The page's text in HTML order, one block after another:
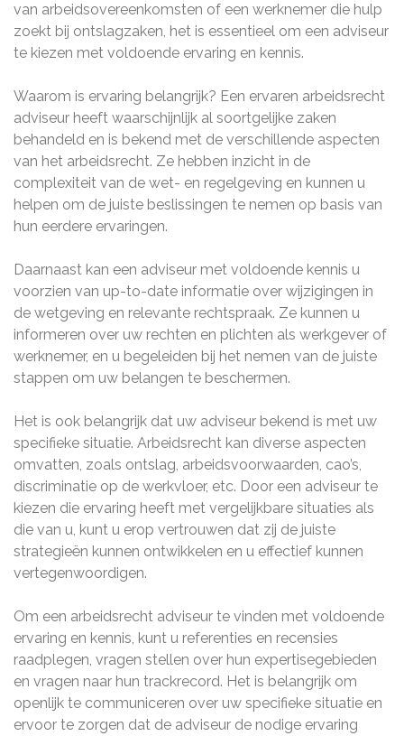
van arbeidsovereenkomsten of een werknemer die hulp
zoekt bij ontslagzaken, het is essentieel om een adviseur
te kiezen met voldoende ervaring en kennis.
Waarom is ervaring belangrijk? Een ervaren arbeidsrecht
adviseur heeft waarschijnlijk al soortgelijke zaken
behandeld en is bekend met de verschillende aspecten
van het arbeidsrecht. Ze hebben inzicht in de
complexiteit van de wet- en regelgeving en kunnen u
helpen om de juiste beslissingen te nemen op basis van
hun eerdere ervaringen.
Daarnaast kan een adviseur met voldoende kennis u
voorzien van up-to-date informatie over wijzigingen in
de wetgeving en relevante rechtspraak. Ze kunnen u
informeren over uw rechten en plichten als werkgever of
werknemer, en u begeleiden bij het nemen van de juiste
stappen om uw belangen te beschermen.
Het is ook belangrijk dat uw adviseur bekend is met uw
specifieke situatie. Arbeidsrecht kan diverse aspecten
omvatten, zoals ontslag, arbeidsvoorwaarden, cao’s,
discriminatie op de werkvloer, etc. Door een adviseur te
kiezen die ervaring heeft met vergelijkbare situaties als
die van u, kunt u erop vertrouwen dat zij de juiste
strategieën kunnen ontwikkelen en u effectief kunnen
vertegenwoordigen.
Om een arbeidsrecht adviseur te vinden met voldoende
ervaring en kennis, kunt u referenties en recensies
raadplegen, vragen stellen over hun expertisegebieden
en vragen naar hun trackrecord. Het is belangrijk om
openlijk te communiceren over uw specifieke situatie en
ervoor te zorgen dat de adviseur de nodige ervaring